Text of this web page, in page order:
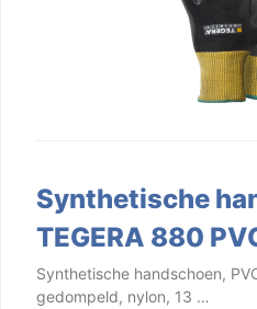
Synthetische
TEGERA 880
Synthetische handschoen,
gedompeld, nylon, 13 …